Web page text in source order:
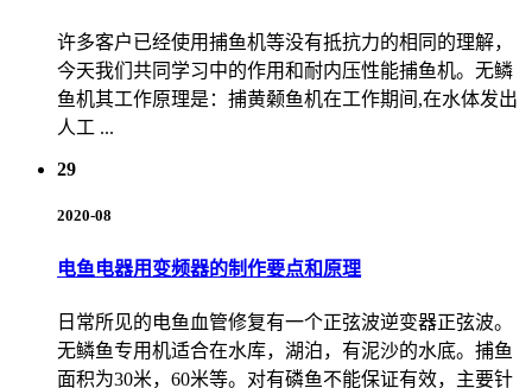
许多客户已经使用捕鱼机等没有抵抗力的相同的理解，
今天我们共同学习中的作用和耐内压性能捕鱼机。无鳞
鱼机其工作原理是：捕黄颡鱼机在工作期间,在水体发出
人工 ...
29
2020-08
电鱼电器用变频器的制作要点和原理
日常所见的电鱼血管修复有一个正弦波逆变器正弦波。
无鳞鱼专用机适合在水库，湖泊，有泥沙的水底。捕鱼
面积为30米，60米等。对有磷鱼不能保证有效，主要针